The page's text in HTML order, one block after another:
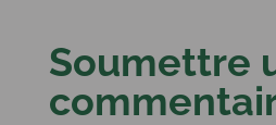
Soumettre